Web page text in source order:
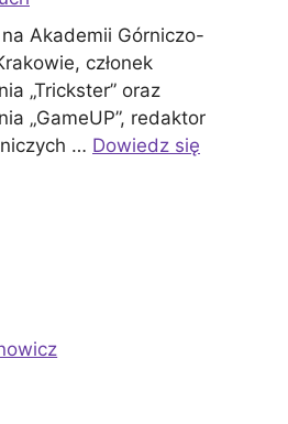
Akademii Górniczo-
członek
„Trickster” oraz
„GameUP”, redaktor
… Dowiedz się